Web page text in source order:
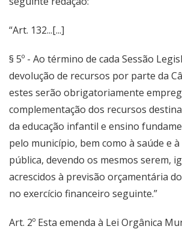
“Art. 132...[...]
§ 5º - Ao término de cada Sessão
devolução de recursos por parte da
estes serão obrigatoriamente
complementação dos recursos
da educação infantil e ensino
pelo município, bem como à saúde e
pública, devendo os mesmos serem,
acrescidos à previsão orçamentária
no exercício financeiro seguinte.”
Art. 2º Esta emenda à Lei Orgânica